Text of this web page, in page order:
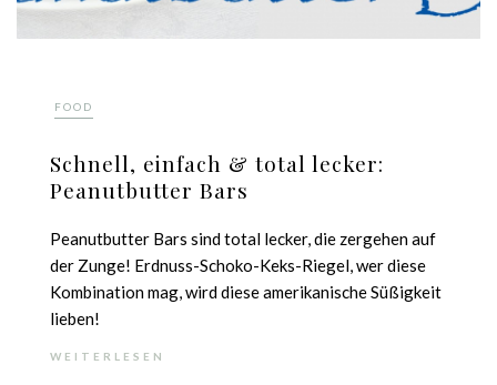
FOOD
Schnell, einfach & total lecker:
Peanutbutter Bars
Peanutbutter Bars sind total lecker, die zergehen auf
der Zunge! Erdnuss-Schoko-Keks-Riegel, wer diese
Kombination mag, wird diese amerikanische Süßigkeit
lieben!
WEITERLESEN